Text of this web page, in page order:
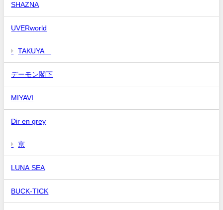
SHAZNA
UVERworld
TAKUYA∞
デーモン閣下
MIYAVI
Dir en grey
京
LUNA SEA
BUCK-TICK